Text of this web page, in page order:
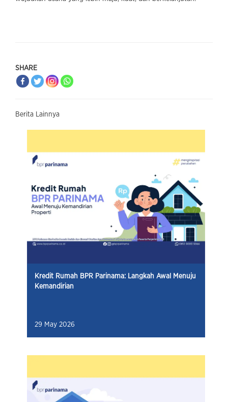
SHARE
Berita Lainnya
Kredit Rumah BPR Parinama: Langkah Awal Menuju
Kemandirian
29 May 2026